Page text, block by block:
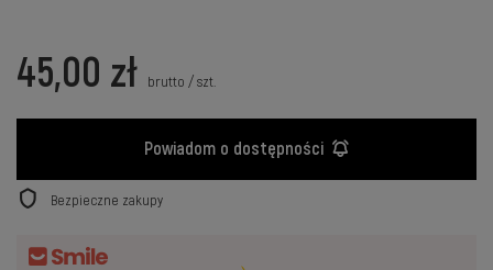
45,00 zł brutto /szt.
Powiadom o dostępności
Bezpieczne zakupy